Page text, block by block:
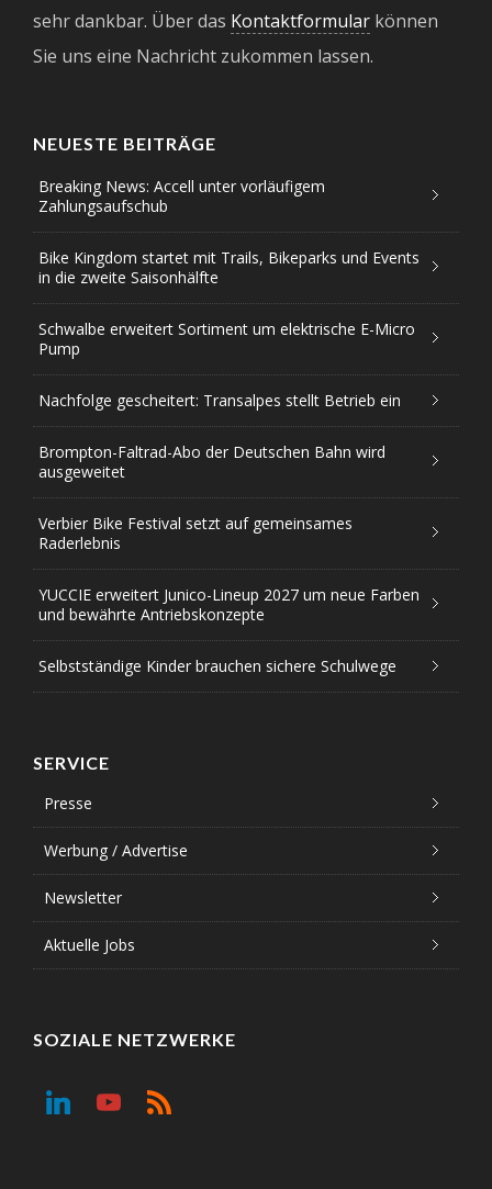
sehr dankbar. Über das Kontaktformular können
Sie uns eine Nachricht zukommen lassen.
NEUESTE BEITRÄGE
Breaking News: Accell unter vorläufigem
Zahlungsaufschub
Bike Kingdom startet mit Trails, Bikeparks und Events
in die zweite Saisonhälfte
Schwalbe erweitert Sortiment um elektrische E-Micro
Pump
Nachfolge gescheitert: Transalpes stellt Betrieb ein
Brompton-Faltrad-Abo der Deutschen Bahn wird
ausgeweitet
Verbier Bike Festival setzt auf gemeinsames
Raderlebnis
YUCCIE erweitert Junico-Lineup 2027 um neue Farben
und bewährte Antriebskonzepte
Selbstständige Kinder brauchen sichere Schulwege
SERVICE
Presse
Werbung / Advertise
Newsletter
Aktuelle Jobs
SOZIALE NETZWERKE